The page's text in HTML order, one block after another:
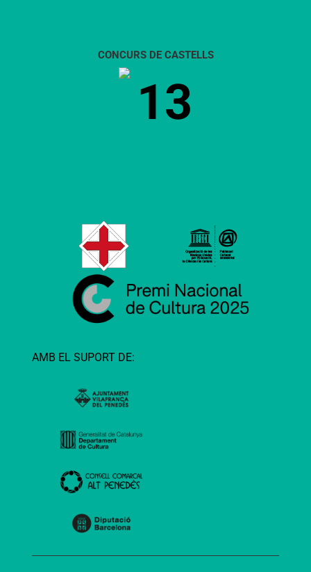
CONCURS DE CASTELLS
13
AMB EL SUPORT DE: